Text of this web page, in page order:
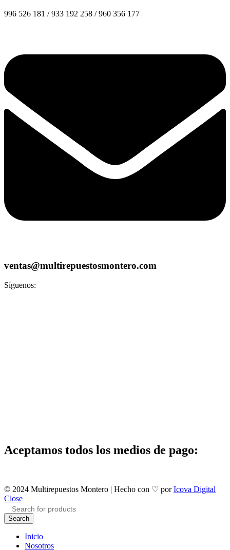
996 526 181 / 933 192 258 / 960 356 177
ventas@multirepuestosmontero.com
Síguenos:
Aceptamos todos los medios de pago:
© 2024 Multirepuestos Montero | Hecho con ♡ porIcova Digital
Close
Search
Inicio
Nosotros